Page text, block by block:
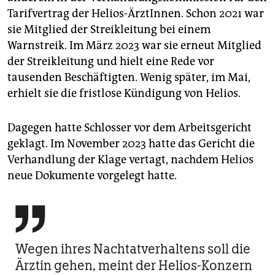
Tarifvertrag der Helios-ÄrztInnen. Schon 2021 war
sie Mitglied der Streikleitung bei einem
Warnstreik. Im März 2023 war sie erneut Mitglied
der Streikleitung und hielt eine Rede vor
tausenden Beschäftigten. Wenig später, im Mai,
erhielt sie die fristlose Kündigung von Helios.
Dagegen hatte Schlosser vor dem Arbeitsgericht
geklagt. Im November 2023 hatte das Gericht die
Verhandlung der Klage vertagt, nachdem Helios
neue Dokumente vorgelegt hatte.

Wegen ihres Nachtatverhaltens soll die
Ärztin gehen, meint der Helios-Konzern